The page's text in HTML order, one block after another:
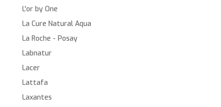
L'or by One
La Cure Natural Aqua
La Roche - Posay
Labnatur
Lacer
Lattafa
Laxantes